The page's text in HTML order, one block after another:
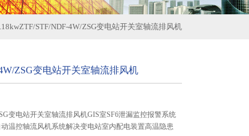
STF/NDF-4W/ZSG变电站开关室轴流排风机
ZSG变电站开关室轴流排风机
变电站开关室轴流排风机GIS室SF6泄漏监控报警系统
温控轴流风机系统解决变电站室内配电装置高温隐患